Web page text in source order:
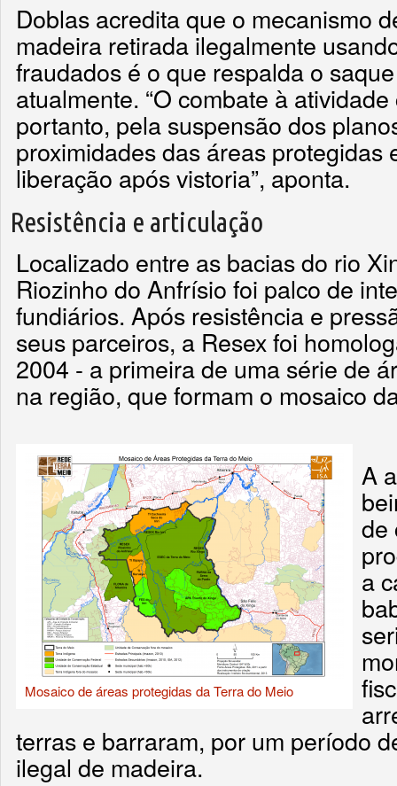
Doblas acredita que o mecanismo
madeira retirada ilegalmente
fraudados é o que respalda o
atualmente. “O combate à
portanto, pela suspensão dos
proximidades das áreas protegidas
liberação após vistoria”, aponta.
Resistência e articulação
Localizado entre as bacias do rio
Riozinho do Anfrísio foi palco de
fundiários. Após resistência e
seus parceiros, a Resex foi
2004 - a primeira de uma série de
na região, que formam o mosaico
Mosaico de áreas protegidas da Terra do Meio
A
de
a
terras e barraram, por um período
ilegal de madeira.